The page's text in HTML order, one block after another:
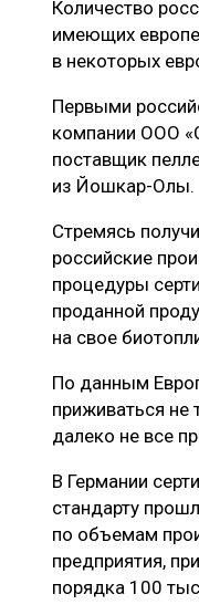
ЦБП
Количество
имеющих
в некоторых
Первыми
компании ООО
поставщик
из Йошкар-Олы.
Стремясь
российские
процедуры
проданной
на свое
По данным
приживаться не
далеко не все
В Германии
стандарту
по объемам
предприятия,
порядка 100